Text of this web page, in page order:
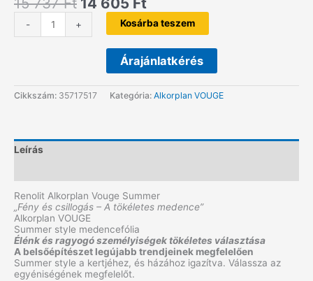
price
was:
15
737 Ft.
price
is:
14
605 Ft.
-
VOUGE
Summer
+ Kosárba teszem
Árajánlatkérés
Cikkszám: 35717517 Kategória: Alkorplan VOUGE
Leírás
Renolit Alkorplan Vouge Summer
„Fény és csillogás – A tökéletes medence”
Alkorplan VOUGE
Summer style medencefólia
Élénk és ragyogó személyiségek tökéletes választása
A belsőépítészet legújabb trendjeinek megfelelően
Summer style a kertjéhez, és házához igazítva. Válassza az
egyéniségének megfelelőt.